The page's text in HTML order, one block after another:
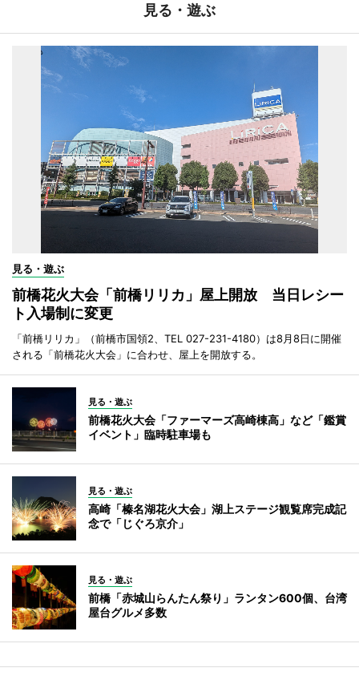
見る・遊ぶ
見る・遊ぶ
前橋花火大会「前橋リリカ」屋上開放 当日レシー
ト入場制に変更
「前橋リリカ」（前橋市国領2、TEL 027-231-4180）は8月8日に開催
される「前橋花火大会」に合わせ、屋上を開放する。
見る・遊ぶ
前橋花火大会「ファーマーズ高崎棟高」など「鑑賞
イベント」臨時駐車場も
見る・遊ぶ
高崎「榛名湖花火大会」湖上ステージ観覧席完成記
念で「じぐろ京介」
見る・遊ぶ
前橋「赤城山らんたん祭り」ランタン600個、台湾
屋台グルメ多数